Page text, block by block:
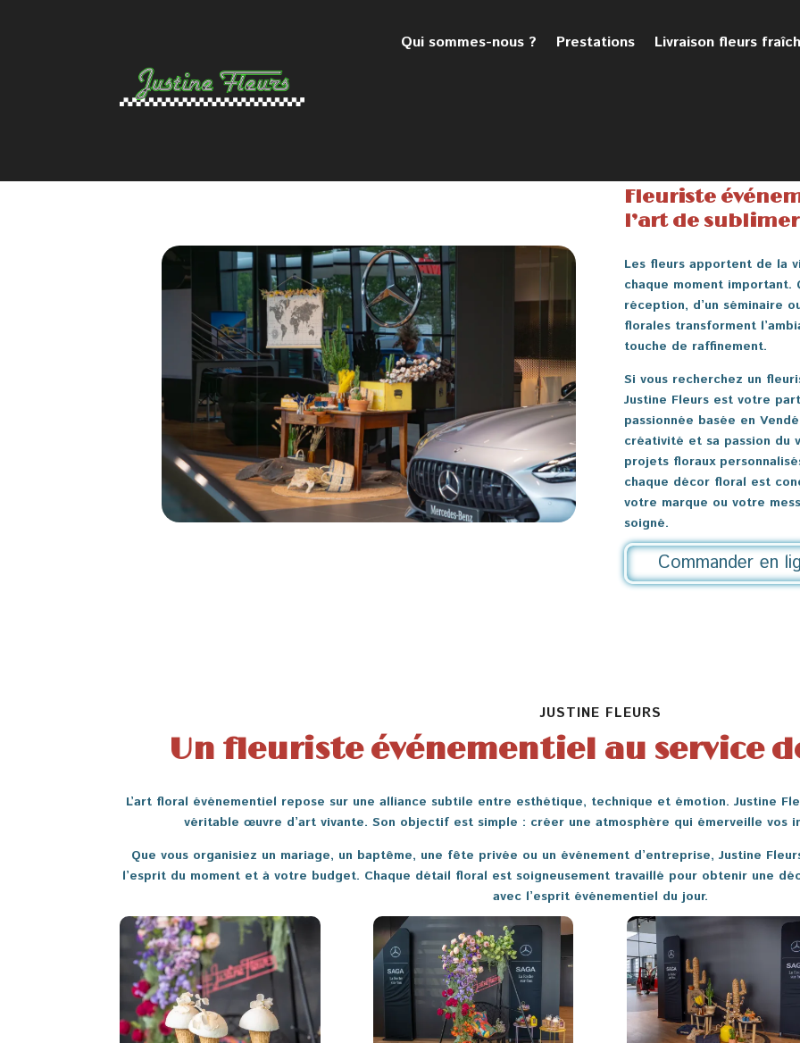
Qui sommes-nous ? Prestations Livraison fleurs
Fleuriste
l’art de
Les fleurs apportent de la
chaque moment important.
réception, d’un séminaire
florales transforment
touche de raffinement.
Si vous recherchez un
Justine Fleurs est votre
passionnée basée en
créativité et sa passion du
projets floraux
chaque décor floral est
votre marque ou votre
soigné.
Commander en
JUSTINE FLEURS
Un fleuriste événementiel au service
L’art floral événementiel repose sur une alliance subtile entre esthétique, technique et émotion. Justine
véritable œuvre d’art vivante. Son objectif est simple : créer une atmosphère qui émerveille vos
Que vous organisiez un mariage, un baptême, une fête privée ou un événement d’entreprise, Justine
l’esprit du moment et à votre budget. Chaque détail floral est soigneusement travaillé pour obtenir une
avec l’esprit événementiel du jour.